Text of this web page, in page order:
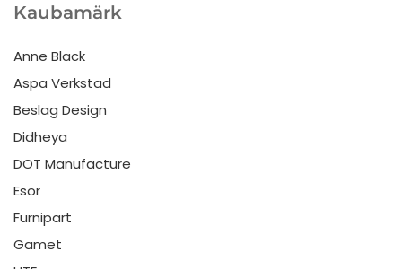
Kaubamärk
Anne Black
Aspa Verkstad
Beslag Design
Didheya
DOT Manufacture
Esor
Furnipart
Gamet